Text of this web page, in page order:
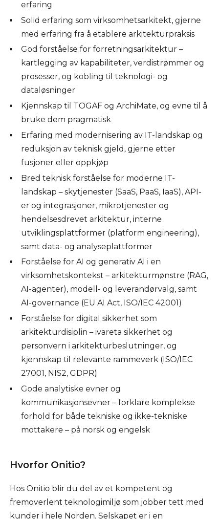
erfaring
Solid erfaring som virksomhetsarkitekt, gjerne
med erfaring fra å etablere arkitekturpraksis
God forståelse for forretningsarkitektur –
kartlegging av kapabiliteter, verdistrømmer og
prosesser, og kobling til teknologi- og
dataløsninger
Kjennskap til TOGAF og ArchiMate, og evne til å
bruke dem pragmatisk
Erfaring med modernisering av IT-landskap og
reduksjon av teknisk gjeld, gjerne etter
fusjoner eller oppkjøp
Bred teknisk forståelse for moderne IT-
landskap – skytjenester (SaaS, PaaS, IaaS), API-
er og integrasjoner, mikrotjenester og
hendelsesdrevet arkitektur, interne
utviklingsplattformer (platform engineering),
samt data- og analyseplattformer
Forståelse for AI og generativ AI i en
virksomhetskontekst – arkitekturmønstre (RAG,
AI-agenter), modell- og leverandørvalg, samt
AI-governance (EU AI Act, ISO/IEC 42001)
Forståelse for digital sikkerhet som
arkitekturdisiplin – ivareta sikkerhet og
personvern i arkitekturbeslutninger, og
kjennskap til relevante rammeverk (ISO/IEC
27001, NIS2, GDPR)
Gode analytiske evner og
kommunikasjonsevner – forklare komplekse
forhold for både tekniske og ikke-tekniske
mottakere – på norsk og engelsk
Hvorfor Onitio?
Hos Onitio blir du del av et kompetent og
fremoverlent teknologimiljø som jobber tett med
kunder i hele Norden. Selskapet er i en